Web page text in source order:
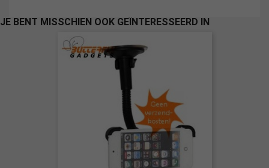
JE BENT MISSCHIEN OOK GEÏNTERESSEERD IN